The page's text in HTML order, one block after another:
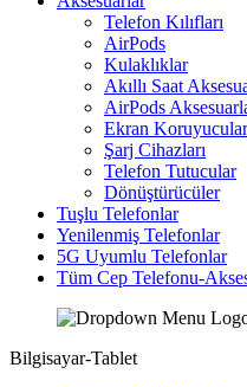
Telefon Kılıfları
AirPods
Kulaklıklar
Akıllı Saat
AirPods
Ekran Koruyucular
Şarj Cihazları
Telefon Tutucular
Dönüştürücüler
Tuşlu Telefonlar
Yenilenmiş Telefonlar
5G Uyumlu Telefonlar
Tüm Cep Telefonu-
Bilgisayar-Tablet